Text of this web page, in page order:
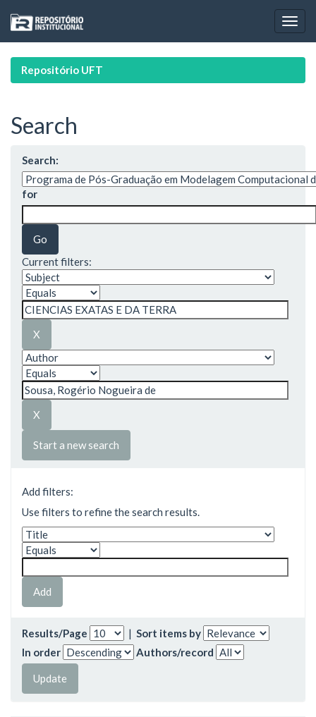
navigation
Repositório UFT
Search
Search:
for
Current filters:
Start a new search
Add filters:
Use filters to refine the search results.
Results/Page | Sort items by
In order
Authors/record